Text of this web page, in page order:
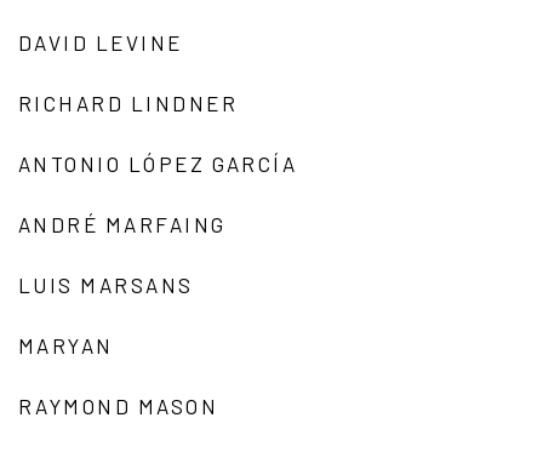
DAVID LEVINE
RICHARD LINDNER
ANTONIO LÓPEZ GARCÍA
ANDRÉ MARFAING
LUIS MARSANS
MARYAN
RAYMOND MASON